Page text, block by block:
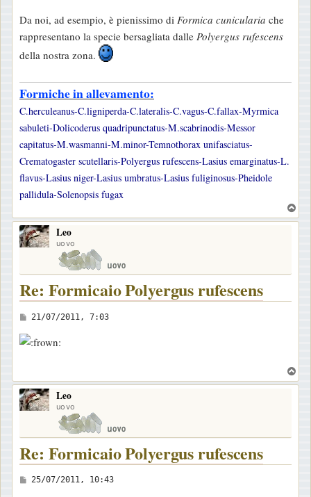
s
s
a
g
i
o
Da noi, ad esempio, è pienissimo di Formica cunicularia che
rappresentano la specie bersagliata dalle Polyergus rufescens
della nostra zona.
Formiche in allevamento:
C.herculeanus-C.ligniperda-C.lateralis-C.vagus-C.fallax-Myrmica
sabuleti-Dolicoderus quadripunctatus-M.scabrinodis-Messor
capitatus-M.wasmanni-M.minor-Temnothorax unifasciatus-
Crematogaster scutellaris-Polyergus rufescens-Lasius emarginatus-L.
flavus-Lasius niger-Lasius umbratus-Lasius fuliginosus-Pheidole
pallidula-Solenopsis fugax
o
Leo
uovo
Re: Formicaio Polyergus rufescens
M
e
s
a
g
g
o
21/07/2011, 7:03
o
Leo
uovo
Re: Formicaio Polyergus rufescens
M
25/07/2011, 10:43